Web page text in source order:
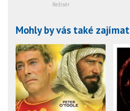
Režisér
Mohly by vás také zajímat